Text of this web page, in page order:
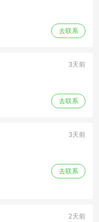
去联系
3天前
去联系
3天前
去联系
2天前